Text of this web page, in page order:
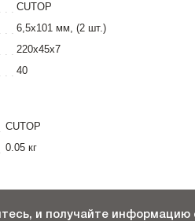
CUTOP
6,5х101 мм, (2 шт.)
220x45x7
40
CUTOP
0.05 кг
и получайте информацию